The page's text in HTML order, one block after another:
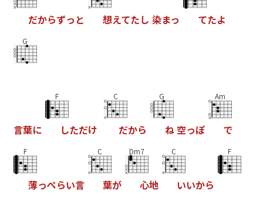
だからずっ と 想えてたし 染まっ てたよ
G
言葉に
F
しただけ
C
だから
G
ね 空っぽ
Am
で
F
薄っぺらい言
C
葉が
Dm7
心地
C
いいから
F